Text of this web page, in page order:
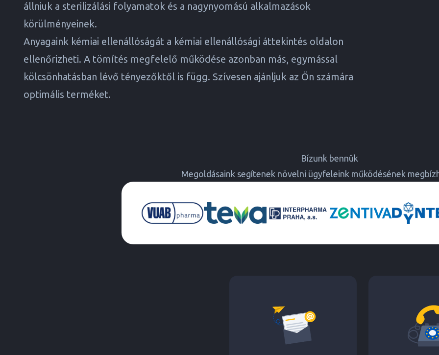
állniuk a sterilizálási folyamatok és a nagynyomású alkalmazások
körülményeinek.
Anyagaink kémiai ellenállóságát a kémiai ellenállósági áttekintés oldalon
ellenőrizheti. A tömítés megfelelő működése azonban más, egymással
kölcsönhatásban lévő tényezőktől is függ. Szívesen ajánljuk az Ön számára
optimális terméket.
Bízunk bennük
Megoldásaink segítenek növelni ügyfeleink működésének